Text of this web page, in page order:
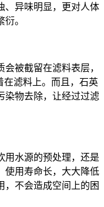
、异味明显，更对人体
。
被截留在滤料表层，
在滤料上。而且，石英
染物去除，让经过过滤
用水源的预处理，还是
使用寿命长，大大降低
，不会造成空间上的困